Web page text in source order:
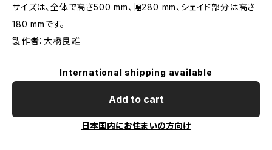
サイズは、全体で高さ500 mm、幅280 mm、シェイド部分は高さ
180 mmです。
製作者：大橋良雄
International shipping available
Add to cart
日本国内にお住まいの方向け